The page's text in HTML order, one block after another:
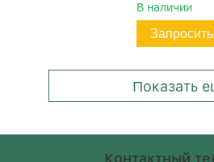
В наличии
Показать
Контактный